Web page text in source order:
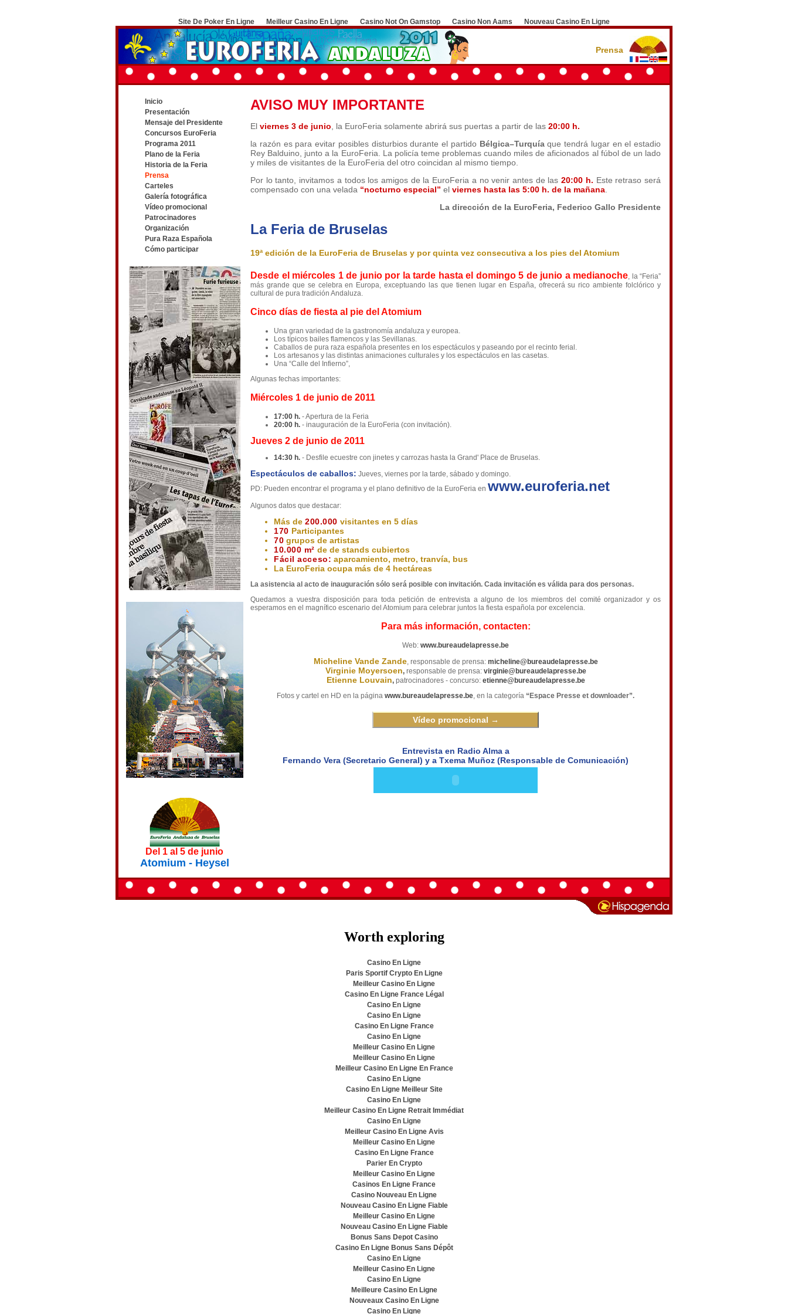
Site De Poker En Ligne Meilleur Casino En Ligne Casino Not On Gamstop Casino Non Aams Nouveau Casino En Ligne
Prensa
Inicio
Presentación
Mensaje del Presidente
Concursos EuroFeria
Programa 2011
Plano de la Feria
Historia de la Feria
Prensa
Carteles
Galería fotográfica
Vídeo promocional
Patrocinadores
Organización
Pura Raza Española
Cómo participar
Del 1 al 5 de junio
Atomium - Heysel
AVISO MUY IMPORTANTE
El viernes 3 de junio , la EuroFeria solamente abrirá sus puertas a partir de las 20:00 h.
la razón es para evitar posibles disturbios durante el partido Bélgica–Turquíaque tendrá lugar en el estadio
Rey Balduino, junto a la EuroFeria. La policía teme problemas cuando miles de aficionados al fúbol de un lado
y miles de visitantes de la EuroFeria del otro coincidan al mismo tiempo.
Por lo tanto, invitamos a todos los amigos de la EuroFeria a no venir antes de las20:00 h. Este retraso será
compensado con una velada “nocturno especial” el viernes hasta las 5:00 h. de la mañana
La dirección de la EuroFeria, Federico Gallo Presidente
La Feria de Bruselas
19ª edición de la EuroFeria de Bruselas y por quinta vez consecutiva a los pies del Atomium
Desde el miércoles 1 de junio por la tarde hasta el domingo 5 de junio a medianoche, la “Feria”
más grande que se celebra en Europa, exceptuando las que tienen lugar en España, ofrecerá su rico ambiente folclórico y
cultural de pura tradición Andaluza.
Cinco días de fiesta al pie del Atomium
Una gran variedad de la gastronomía andaluza y europea.
Los típicos bailes flamencos y las Sevillanas.
Caballos de pura raza española presentes en los espectáculos y paseando por el recinto ferial.
Los artesanos y las distintas animaciones culturales y los espectáculos en las casetas.
Una “Calle del Infierno”,
Algunas fechas importantes:
Miércoles 1 de junio de 2011
17:00 h. - Apertura de la Feria
20:00 h. - inauguración de la EuroFeria (con invitación).
Jueves 2 de junio de 2011
14:30 h. - Desfile ecuestre con jinetes y carrozas hasta la Grand' Place de Bruselas.
Espectáculos de caballos: Jueves, viernes por la tarde, sábado y domingo.
PD: Pueden encontrar el programa y el plano definitivo de la EuroFeria en www.euroferia.net
Algunos datos que destacar:
Más de 200.000 visitantes en 5 días
170 Participantes
70 grupos de artistas
10.000 m² de de stands cubiertos
Fácil acceso: aparcamiento, metro, tranvía, bus
La EuroFeria ocupa más de 4 hectáreas
La asistencia al acto de inauguración sólo será posible con invitación. Cada invitación es válida para dos personas.
Quedamos a vuestra disposición para toda petición de entrevista a alguno de los miembros del comité organizador y os
esperamos en el magnífico escenario del Atomium para celebrar juntos la fiesta española por excelencia.
Para más información, contacten:
Web: www.bureaudelapresse.be
Micheline Vande Zande, responsable de prensa: micheline@bureaudelapresse.be
Virginie Moyersoen, responsable de prensa: virginie@bureaudelapresse.be
Etienne Louvain, patrocinadores - concurso: etienne@bureaudelapresse.be
Fotos y cartel en HD en la página www.bureaudelapresse.be, en la categoría “Espace Presse et downloader”.
Vídeo promocional →
Entrevista en Radio Alma a
Fernando Vera (Secretario General) y a Txema Muñoz (Responsable de Comunicación)
Worth exploring
Casino En Ligne
Paris Sportif Crypto En Ligne
Meilleur Casino En Ligne
Casino En Ligne France Légal
Casino En Ligne
Casino En Ligne
Casino En Ligne France
Casino En Ligne
Meilleur Casino En Ligne
Meilleur Casino En Ligne
Meilleur Casino En Ligne En France
Casino En Ligne
Casino En Ligne Meilleur Site
Casino En Ligne
Meilleur Casino En Ligne Retrait Immédiat
Casino En Ligne
Meilleur Casino En Ligne Avis
Meilleur Casino En Ligne
Casino En Ligne France
Parier En Crypto
Meilleur Casino En Ligne
Casinos En Ligne France
Casino Nouveau En Ligne
Nouveau Casino En Ligne Fiable
Meilleur Casino En Ligne
Nouveau Casino En Ligne Fiable
Bonus Sans Depot Casino
Casino En Ligne Bonus Sans Dépôt
Casino En Ligne
Meilleur Casino En Ligne
Casino En Ligne
Meilleure Casino En Ligne
Nouveaux Casino En Ligne
Casino En Ligne